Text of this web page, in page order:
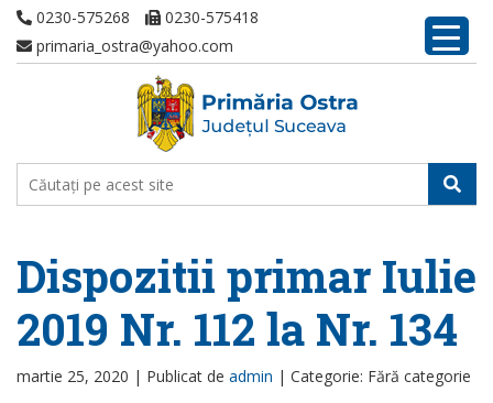
0230-575268
0230-575418
primaria_ostra@yahoo.com
Dispozitii primar Iulie
2019 Nr. 112 la Nr. 134
martie 25, 2020 | Publicat de admin | Categorie: Fără categorie